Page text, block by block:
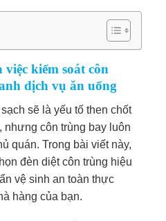
kiểm soát côn
dịch vụ ăn uống
sẽ là yếu tố then chốt
côn trùng bay luôn
quán. Trong bài viết này,
đèn diệt côn trùng hiệu
vệ sinh an toàn thực
hàng của bạn.